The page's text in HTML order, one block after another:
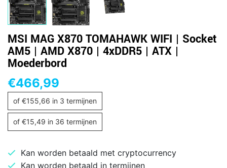
MSI MAG X870 TOMAHAWK WIFI | Socket
AM5 | AMD X870 | 4xDDR5 | ATX |
Moederbord
€466,99
of €155,66 in 3 termijnen
of €15,49 in 36 termijnen
Kan worden betaald met cryptocurrency
Kan worden betaald in termijnen